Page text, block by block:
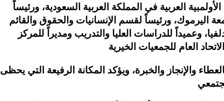
العربية في المملكة العربية السعودية، ورئيساً
اليرموك، ورئيساً لقسم الإنسانيات والحقوق والقائم
وعميداً للدراسات العليا والتدريب ومديراً للمركز
والإنجاز والخبرة، ويؤكد المكانة الرفيعة التي يحظى